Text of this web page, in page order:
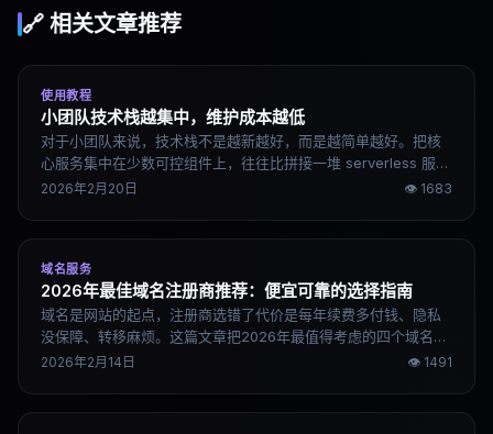
🔗 相关文章推荐
使用教程
小团队技术栈越集中，维护成本越低
对于小团队来说，技术栈不是越新越好，而是越简单越好。把核
心服务集中在少数可控组件上，往往比拼接一堆 serverless 服务
更稳定、更省钱。合理组合开源框架 + 单一云厂商 + 对象存储备
2026年2月20日 👁 1683
域名服务
2026年最佳域名注册商推荐：便宜可靠的选择指南
域名是网站的起点，注册商选错了代价是每年续费多付钱、隐私
没保障、转移麻烦。这篇文章把2026年最值得考虑的四个域名注
册商说清楚，重点是续费价格和长期使用成本，不是首年促销。
2026年2月14日 👁 1491